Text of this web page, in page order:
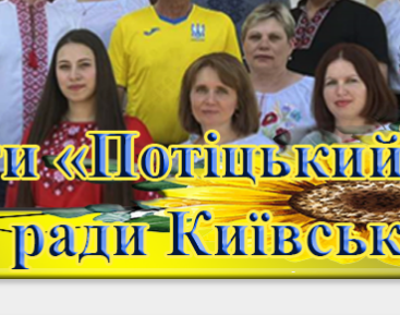
Корисні ресурси
мережі
Навчальна
платформа Moodle